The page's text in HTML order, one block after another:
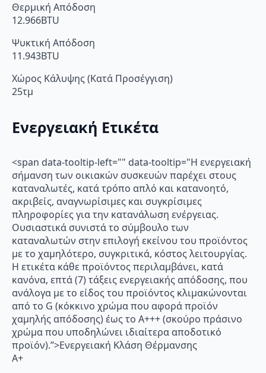
Θερμική Απόδοση
12.966BTU
Ψυκτική Απόδοση
11.943BTU
Χώρος Κάλυψης (Κατά Προσέγγιση)
25τμ
Ενεργειακή Ετικέτα
<span data-tooltip-left="" data-tooltip="Η ενεργειακή
σήμανση των οικιακών συσκευών παρέχει στους
καταναλωτές, κατά τρόπο απλό και κατανοητό,
ακριβείς, αναγνωρίσιμες και συγκρίσιμες
πληροφορίες για την κατανάλωση ενέργειας.
Ουσιαστικά συνιστά το σύμβουλο των
καταναλωτών στην επιλογή εκείνου του προϊόντος
με το χαμηλότερο, συγκριτικά, κόστος λειτουργίας.
Η ετικέτα κάθε προϊόντος περιλαμβάνει, κατά
κανόνα, επτά (7) τάξεις ενεργειακής απόδοσης, που
ανάλογα με το είδος του προϊόντος κλιμακώνονται
από το G (κόκκινο χρώμα που αφορά προϊόν
χαμηλής απόδοσης) έως το Α+++ (σκούρο πράσινο
χρώμα που υποδηλώνει ιδιαίτερα αποδοτικό
προϊόν).”>Ενεργειακή Κλάση Θέρμανσης
A+